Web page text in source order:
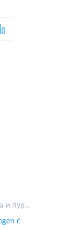
Генераторы водорода и пурифайеры с водородом
с